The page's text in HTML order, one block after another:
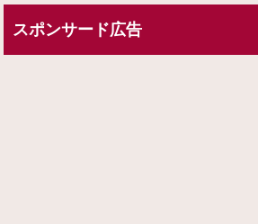
スポンサード広告